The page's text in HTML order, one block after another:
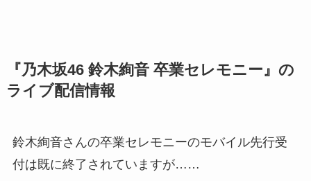
『乃木坂46 鈴木絢音 卒業セレモニー』の
ライブ配信情報
鈴木絢音さんの卒業セレモニーのモバイル先行受
付は既に終了されていますが……